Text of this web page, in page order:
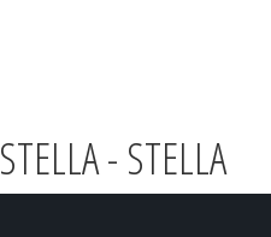
STELLA - STELLA